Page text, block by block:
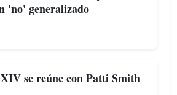
'no' generalizado
se reúne con Patti Smith